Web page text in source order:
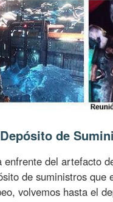
de
enfrente del artefacto
de suministros que
volvemos hasta el